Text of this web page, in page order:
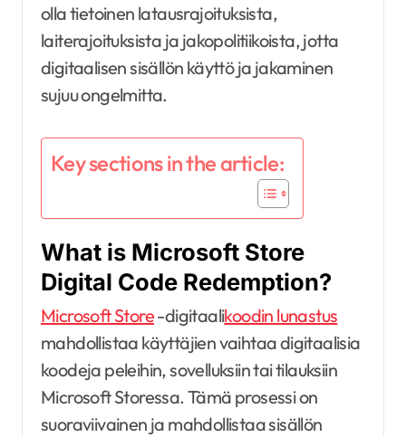
olla tietoinen latausrajoituksista,
laiterajoituksista ja jakopolitiikoista, jotta
digitaalisen sisällön käyttö ja jakaminen
sujuu ongelmitta.
Key sections in the article:
What is Microsoft Store
Digital Code Redemption?
Microsoft Store-digitaalikoodin lunastus
mahdollistaa käyttäjien vaihtaa digitaalisia
koodeja peleihin, sovelluksiin tai tilauksiin
Microsoft Storessa. Tämä prosessi on
suoraviivainen ja mahdollistaa sisällön